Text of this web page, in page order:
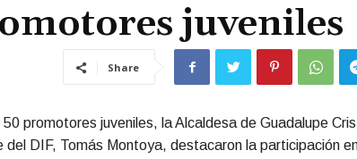
juveniles
Share
promotores juveniles, la Alcaldesa de Guadalupe
del DIF, Tomás Montoya, destacaron la participación